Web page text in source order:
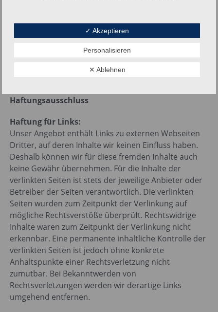
Telefon: 04792 9879 338
Haftungsausschluss
Haftung für Links:
Unser Angebot enthält Links zu externen Webseiten
Dritter, auf deren Inhalte wir keinen Einfluss haben.
Deshalb können wir für diese fremden Inhalte auch
keine Gewähr übernehmen. Für die Inhalte der
verlinkten Seiten ist stets der jeweilige Anbieter oder
Betreiber der Seiten verantwortlich. Die verlinkten
Seiten wurden zum Zeitpunkt der Verlinkung auf
mögliche Rechtsverstöße überprüft. Rechtswidrige
Inhalte waren zum Zeitpunkt der Verlinkung nicht
erkennbar. Eine permanente inhaltliche Kontrolle der
verlinkten Seiten ist jedoch ohne konkrete
Anhaltspunkte einer Rechtsverletzung nicht
zumutbar. Bei Bekanntwerden von
Rechtsverletzungen werden wir derartige Links
umgehend entfernen.
✓ Akzeptieren
Personalisieren
✕ Ablehnen